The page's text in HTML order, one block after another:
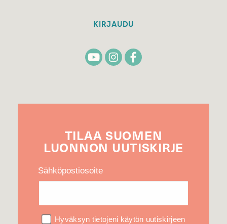
KIRJAUDU
TILAA SUOMEN
LUONNON UUTIS­KIRJE
Sähköpostiosoite
Hyväksyn tietojeni käytön uutiskirjeen